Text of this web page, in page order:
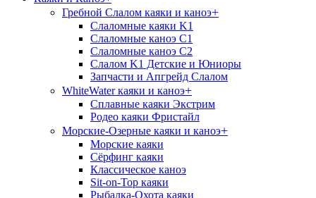
Гребной Слалом каяки и каноэ+
Слаломные каяки K1
Слаломные каноэ С1
Слаломные каноэ С2
Слалом K1 Детские и Юниоры
Запчасти и Апгрейд Слалом
WhiteWater каяки и каноэ+
Сплавные каяки Экстрим
Родео каяки Фристайл
Морские-Озерные каяки и каноэ+
Морские каяки
Сёрфинг каяки
Классическое каноэ
Sit-on-Top каяки
Рыбалка-Охота каяки